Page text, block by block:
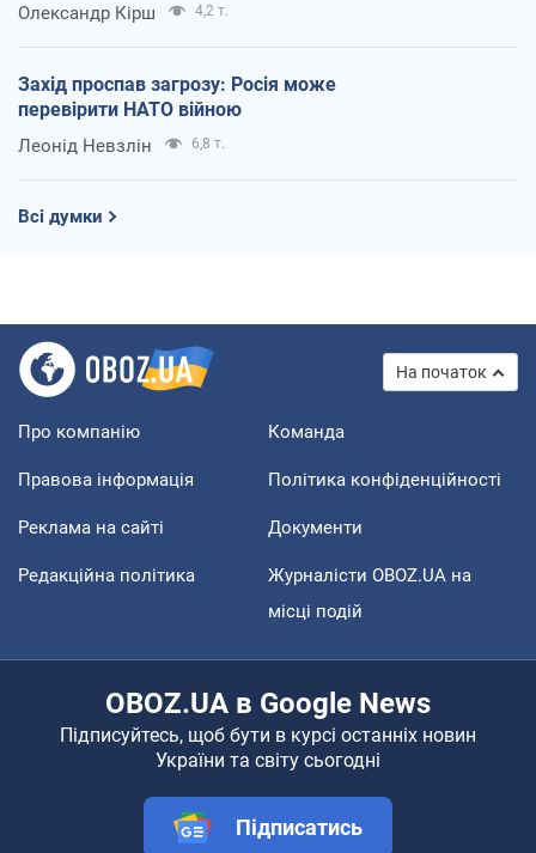
Олександр Кірш 4,2 т.
Захід проспав загрозу: Росія може
перевірити НАТО війною
Леонід Невзлін 6,8 т.
Всі думки
На початок
Про компанію Команда
Правова інформація Політика конфіденційності
Реклама на сайті Документи
Редакційна політика
Журналісти OBOZ.UA на
місці подій
OBOZ.UA в Google News
Підписуйтесь, щоб бути в курсі останніх новин
України та світу сьогодні
Підписатись